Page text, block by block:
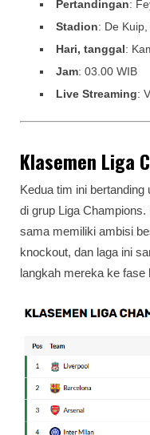
Pertandingan:
Stadion: De
Hari, tanggal:
Jam: 03.00 WIB
Live Streaming:
Klasemen Liga
Kedua tim ini
di grup Liga Champions.
sama memiliki ambisi
knockout, dan laga ini
langkah mereka ke fase